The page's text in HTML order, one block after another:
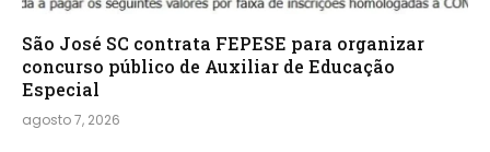
São José SC contrata FEPESE para organizar
concurso público de Auxiliar de Educação
Especial
agosto 7, 2026